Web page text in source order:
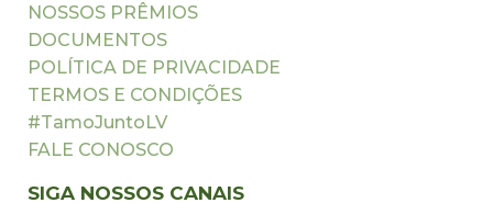
NOSSOS PRÊMIOS
DOCUMENTOS
POLÍTICA DE PRIVACIDADE
TERMOS E CONDIÇÕES
#TamoJuntoLV
FALE CONOSCO
SIGA NOSSOS CANAIS